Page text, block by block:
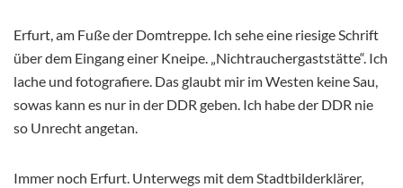
Erfurt, am Fuße der Domtreppe. Ich sehe eine riesige Schrift
über dem Eingang einer Kneipe. „Nichtrauchergaststätte“. Ich
lache und fotografiere. Das glaubt mir im Westen keine Sau,
sowas kann es nur in der DDR geben. Ich habe der DDR nie
so Unrecht angetan.
Immer noch Erfurt. Unterwegs mit dem Stadtbilderklärer,